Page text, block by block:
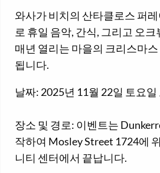
와사가 비치의 산타클로스 퍼
로 휴일 음악, 간식, 그리고 오
매년 열리는 마을의 크리스마
됩니다.
날짜: 2025년 11월 22일 토요일
장소 및 경로: 이벤트는
작하여 Mosley Street 1724에
니티 센터에서 끝납니다.